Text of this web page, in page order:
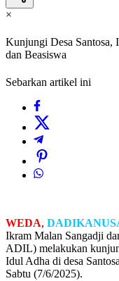
×
Kunjungi Desa Santosa,
dan Beasiswa
Sebarkan artikel ini
WEDA,
Ikram Malan Sangadji
ADIL) melakukan
Idul Adha di desa
Sabtu (7/6/2025).